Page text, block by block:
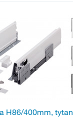
H86/400mm, tytan